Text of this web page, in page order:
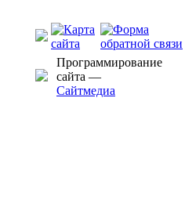
Программирование
сайта —
Сайтмедиа